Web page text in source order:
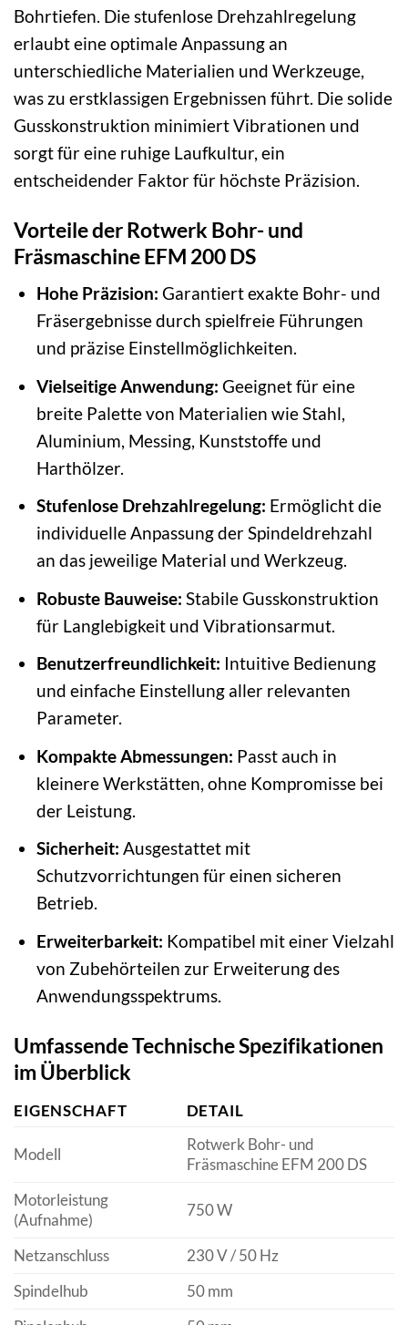
Bohrtiefen. Die stufenlose Drehzahlregelung
erlaubt eine optimale Anpassung an
unterschiedliche Materialien und Werkzeuge,
was zu erstklassigen Ergebnissen führt. Die solide
Gusskonstruktion minimiert Vibrationen und
sorgt für eine ruhige Laufkultur, ein
entscheidender Faktor für höchste Präzision.
Vorteile der Rotwerk Bohr- und
Fräsmaschine EFM 200 DS
Hohe Präzision: Garantiert exakte Bohr- und
Fräsergebnisse durch spielfreie Führungen
und präzise Einstellmöglichkeiten.
Vielseitige Anwendung: Geeignet für eine
breite Palette von Materialien wie Stahl,
Aluminium, Messing, Kunststoffe und
Harthölzer.
Stufenlose Drehzahlregelung: Ermöglicht die
individuelle Anpassung der Spindeldrehzahl
an das jeweilige Material und Werkzeug.
Robuste Bauweise: Stabile Gusskonstruktion
für Langlebigkeit und Vibrationsarmut.
Benutzerfreundlichkeit: Intuitive Bedienung
und einfache Einstellung aller relevanten
Parameter.
Kompakte Abmessungen: Passt auch in
kleinere Werkstätten, ohne Kompromisse bei
der Leistung.
Sicherheit: Ausgestattet mit
Schutzvorrichtungen für einen sicheren
Betrieb.
Erweiterbarkeit: Kompatibel mit einer Vielzahl
von Zubehörteilen zur Erweiterung des
Anwendungsspektrums.
Umfassende Technische Spezifikationen
im Überblick
EIGENSCHAFT DETAIL
Modell
Rotwerk Bohr- und
Fräsmaschine EFM 200 DS
Motorleistung
(Aufnahme)
750 W
Netzanschluss
230 V / 50 Hz
Spindelhub
50 mm